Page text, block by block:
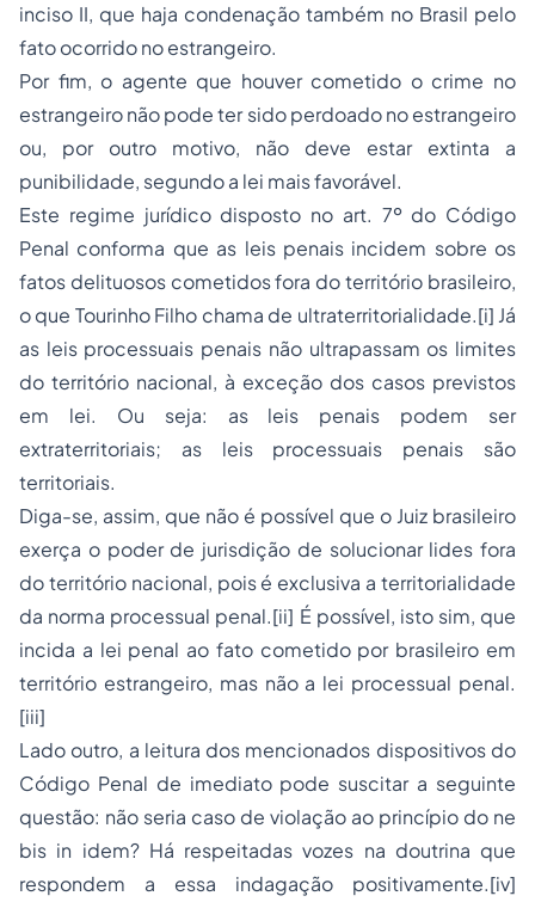
inciso II, que haja condenação também no Brasil pelo
fato ocorrido no estrangeiro.
Por fim, o agente que houver cometido o crime no
estrangeiro não pode ter sido perdoado no estrangeiro
ou, por outro motivo, não deve estar extinta a
punibilidade, segundo a lei mais favorável.
Este regime jurídico disposto no art. 7º do Código
Penal conforma que as leis penais incidem sobre os
fatos delituosos cometidos fora do território brasileiro,
o que Tourinho Filho chama de ultraterritorialidade.[i] Já
as leis processuais penais não ultrapassam os limites
do território nacional, à exceção dos casos previstos
em lei. Ou seja: as leis penais podem ser
extraterritoriais; as leis processuais penais são
territoriais.
Diga-se, assim, que não é possível que o Juiz brasileiro
exerça o poder de jurisdição de solucionar lides fora
do território nacional, pois é exclusiva a territorialidade
da norma processual penal.[ii] É possível, isto sim, que
incida a lei penal ao fato cometido por brasileiro em
território estrangeiro, mas não a lei processual penal.
[iii]
Lado outro, a leitura dos mencionados dispositivos do
Código Penal de imediato pode suscitar a seguinte
questão: não seria caso de violação ao princípio do ne
bis in idem? Há respeitadas vozes na doutrina que
respondem a essa indagação positivamente.[iv]